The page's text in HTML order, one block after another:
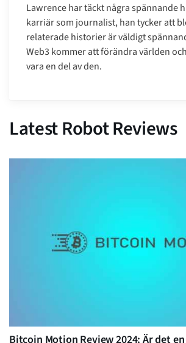
Lawrence har täckt några spännande
karriär som journalist, han tycker att
relaterade historier är väldigt
Web3 kommer att förändra världen
vara en del av den.
Latest Robot Reviews
Bitcoin Motion Review 2024: Är det